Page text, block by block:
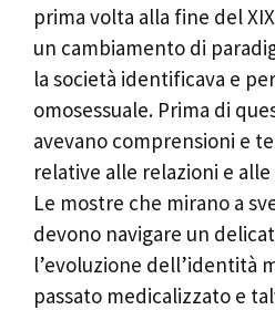
prima volta alla fine del
un cambiamento di
la società identificava e
omosessuale. Prima di
avevano comprensioni e
relative alle relazioni e
Le mostre che mirano a
devono navigare un
l’evoluzione dell’identità
passato medicalizzato e